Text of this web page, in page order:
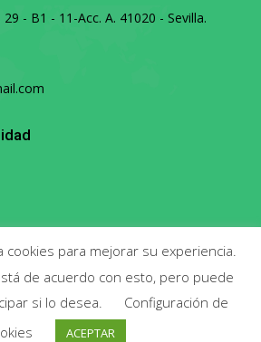
- B1 - 11-Acc. A. 41020 - Sevilla.
Todos los derechos reservados.
cookies para mejorar su experiencia.
de acuerdo con esto, pero puede
si lo desea.
Configuración de
ACEPTAR